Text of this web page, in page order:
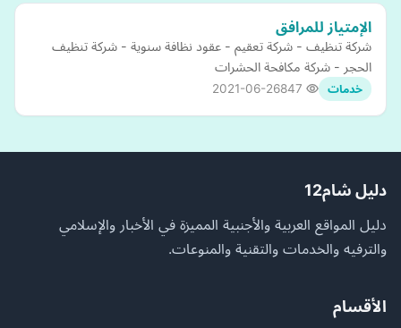
الإمتياز للمرافق
شركة تنظيف - شركة تعقيم - عقود نظافة سنوية - شركة تنظيف
الحجر - شركة مكافحة الحشرات
خدمات 2021-06-26
دليل شام12
دليل المواقع العربية والأجنبية المميزة في الأخبار والإسلامي
والترفيه والخدمات والتقنية والمنوعات.
الأقسام